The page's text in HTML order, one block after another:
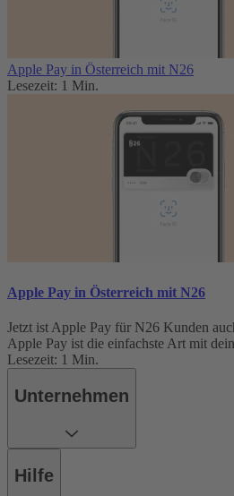
Apple Pay in Österreich mit N26
Lesezeit: 1 Min.
Apple Pay in Österreich mit N26
Jetzt ist Apple Pay für N26 Kunden
Apple Pay ist die einfachste Art mit
Lesezeit: 1 Min.
Unternehmen
Hilfe